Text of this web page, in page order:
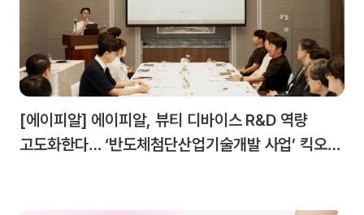
[에이피알] 에이피알, 뷰티 디바이스 R&D 역량
고도화한다… ‘반도체첨단산업기술개발 사업’ 킥오프